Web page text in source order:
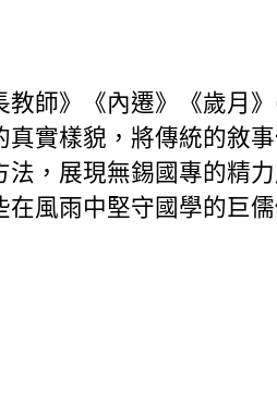
師》《內遷》《歲月
實樣貌，將傳統的敘
，展現無錫國專的精
風雨中堅守國學的巨